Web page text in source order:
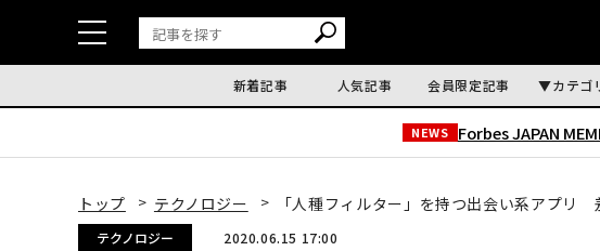
新着記事 人気記事 会員限定記事 カテゴ
NEWS Forbes JAPAN
トップ テクノロジー 「人種フィルター」を持つ出会い系アプリ
テクノロジー 2020.06.15 17:00